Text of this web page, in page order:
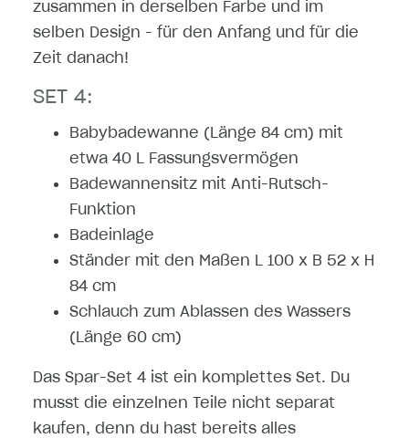
zusammen in derselben Farbe und im
selben Design - für den Anfang und für die
Zeit danach!
SET 4:
Babybadewanne (Länge 84 cm) mit
etwa 40 L Fassungsvermögen
Badewannensitz mit Anti-Rutsch-
Funktion
Badeinlage
Ständer mit den Maßen L 100 x B 52 x H
84 cm
Schlauch zum Ablassen des Wassers
(Länge 60 cm)
Das Spar-Set 4 ist ein komplettes Set. Du
musst die einzelnen Teile nicht separat
kaufen, denn du hast bereits alles